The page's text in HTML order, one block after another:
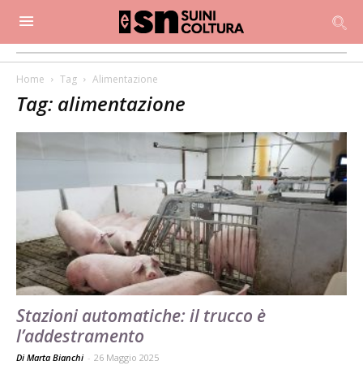
Home Tag Alimentazione
Tag: alimentazione
Stazioni automatiche: il trucco è
l’addestramento
Di Marta Bianchi - 26 Maggio 2025